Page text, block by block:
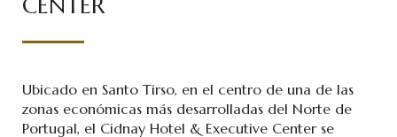
Ubicado en Santo Tirso, en el centro de una de las
zonas económicas más desarrolladas del Norte de
Portugal, el Cidnay Hotel & Executive Center se